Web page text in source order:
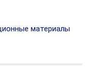
материалы